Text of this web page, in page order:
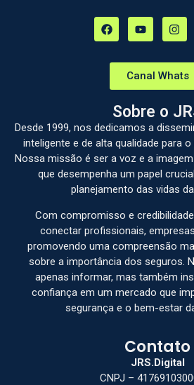
Canal Whats
Sobre o
Desde 1999, nos dedicamos a
inteligente e de alta qualidade para
Nossa missão é ser a voz e a
que desempenha um papel
planejamento das vidas
Com compromisso e
conectar profissionais,
promovendo uma compreensão
sobre a importância dos seguros.
apenas informar, mas também
confiança em um mercado que
segurança e o bem-estar
Contato
JRS.Digital
CNPJ –